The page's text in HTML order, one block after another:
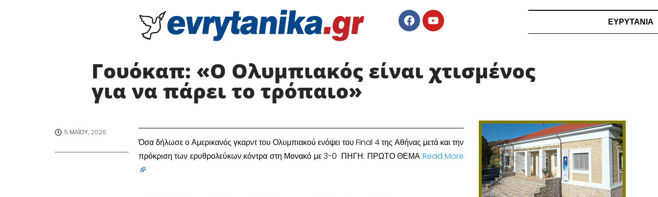
ΕΥΡΥΤΑΝΙΑ
Γουόκαπ: «Ο Ολυμπιακός είναι χτισμένος
για να πάρει το τρόπαιο»
5 ΜΑΪ́ΟΥ, 2026
Όσα δήλωσε ο Αμερικανός γκαρντ του Ολυμπιακού ενόψει του Final 4 της Αθήνας μετά και την
πρόκριση των ερυθρολεύκων κόντρα στη Μονακό με 3-0 ΠΗΓΗ: ΠΡΩΤΟ ΘΕΜΑ Read More